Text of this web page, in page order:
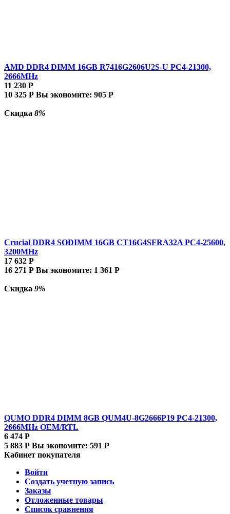
AMD DDR4 DIMM 16GB R7416G2606U2S-U PC4-21300,
2666MHz
11 230 Р
10 325 Р Вы экономите: 905 Р
Скидка 8%
Crucial DDR4 SODIMM 16GB CT16G4SFRA32A PC4-25600,
3200MHz
17 632 Р
16 271 Р Вы экономите: 1 361 Р
Скидка 9%
QUMO DDR4 DIMM 8GB QUM4U-8G2666P19 PC4-21300,
2666MHz OEM/RTL
6 474 Р
5 883 Р Вы экономите: 591 Р
Кабинет покупателя
Войти
Создать учетную запись
Заказы
Отложенные товары
Список сравнения